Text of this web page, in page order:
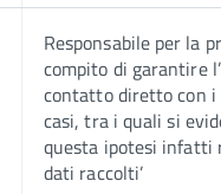
Responsabile per la
compito di garantire
contatto diretto con i
casi, tra i quali si
questa ipotesi infatti
dati raccolti’